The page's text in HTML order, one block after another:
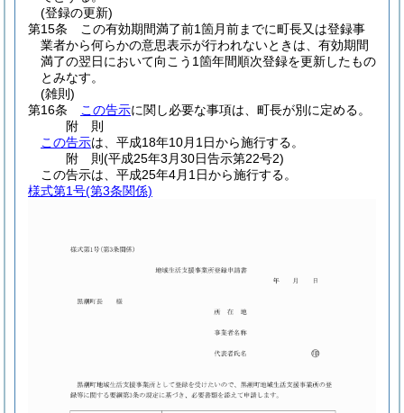
(登録の更新)
第15条
この有効期間満了前1箇月前までに町長又は登録事
業者から何らかの意思表示が行われないときは、有効期間
満了の翌日において向こう1箇年間順次登録を更新したもの
とみなす。
(雑則)
第16条
この告示に関し必要な事項は、町長が別に定める。
附 則
この告示は、平成18年10月1日から施行する。
附 則(平成25年3月30日告示第22号2)
この告示は、平成25年4月1日から施行する。
様式第1号(第3条関係)